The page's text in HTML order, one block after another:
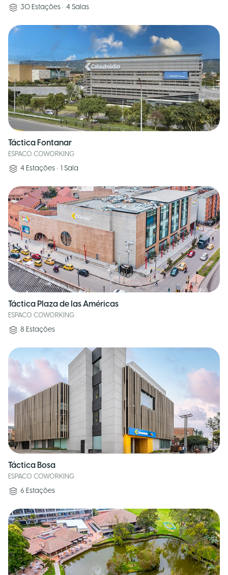
30 Estações • 4 Salas
Táctica Fontanar
ESPACO COWORKING
4 Estações • 1 Sala
Táctica Plaza de las Américas
ESPACO COWORKING
8 Estações
Táctica Bosa
ESPACO COWORKING
6 Estações